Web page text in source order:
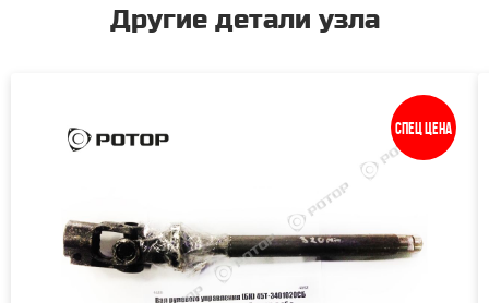
Другие детали узла
Спец цена